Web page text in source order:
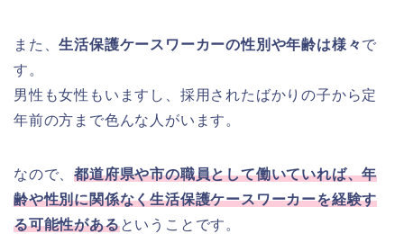
また、生活保護ケースワーカーの性別や年齢は様々で
す。
男性も女性もいますし、採用されたばかりの子から定
年前の方まで色んな人がいます。
なので、都道府県や市の職員として働いていれば、年
齢や性別に関係なく生活保護ケースワーカーを経験す
る可能性があるということです。